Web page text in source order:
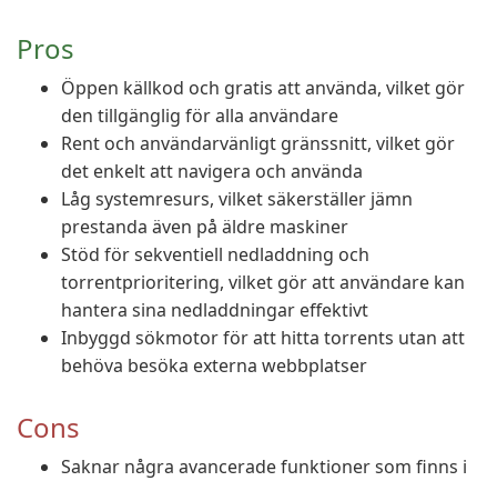
Pros
Öppen källkod och gratis att använda, vilket gör
den tillgänglig för alla användare
Rent och användarvänligt gränssnitt, vilket gör
det enkelt att navigera och använda
Låg systemresurs, vilket säkerställer jämn
prestanda även på äldre maskiner
Stöd för sekventiell nedladdning och
torrentprioritering, vilket gör att användare kan
hantera sina nedladdningar effektivt
Inbyggd sökmotor för att hitta torrents utan att
behöva besöka externa webbplatser
Cons
Saknar några avancerade funktioner som finns i